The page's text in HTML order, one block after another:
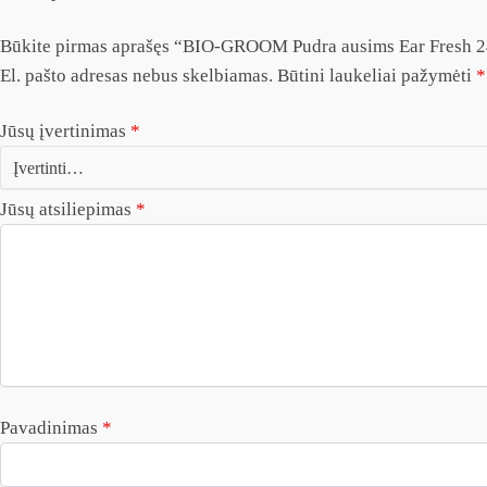
Būkite pirmas aprašęs “BIO-GROOM Pudra ausims Ear Fresh
El. pašto adresas nebus skelbiamas. Būtini laukeliai pažymėti *
Jūsų įvertinimas *
Jūsų atsiliepimas *
Pavadinimas *